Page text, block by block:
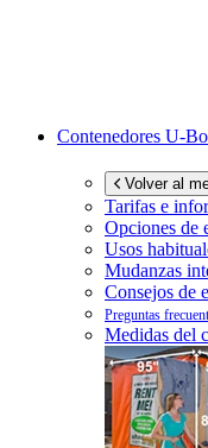
Contenedores U-
Volver al
Tarifas e
Opciones de
Usos
Mudanzas
Consejos de
Preguntas
Medidas del